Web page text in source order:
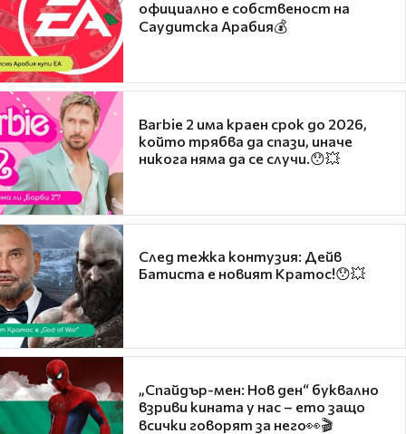
официално е собственост на
Саудитска Арабия💰
Barbie 2 има краен срок до 2026,
който трябва да спази, иначе
никога няма да се случи.😯💥
След тежка контузия: Дейв
Батиста е новият Кратос!😯💥
„Спайдър-мен: Нов ден“ буквално
взриви кината у нас – ето защо
всички говорят за него👀🎬